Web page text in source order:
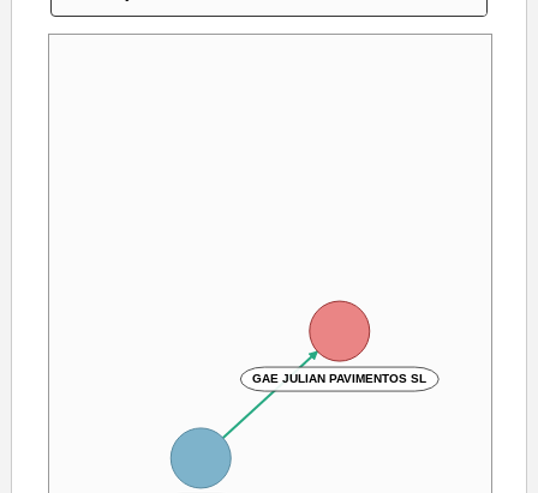
GAE JULIAN PAVIMENTOS SL